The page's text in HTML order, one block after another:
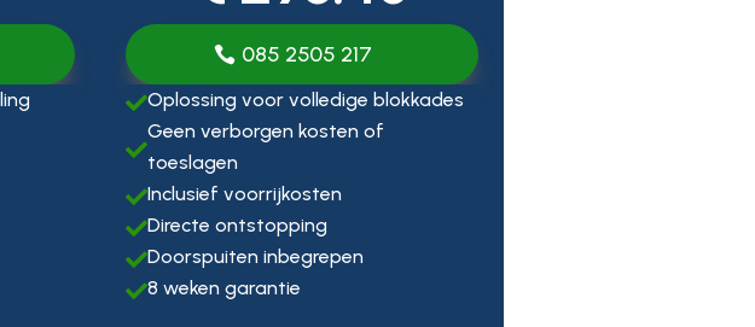
085 2505 217
Oplossing voor volledige blokkades

Geen verborgen kosten of
toeslagen
Inclusief voorrijkosten
Directe ontstopping
Doorspuiten inbegrepen
8 weken garantie